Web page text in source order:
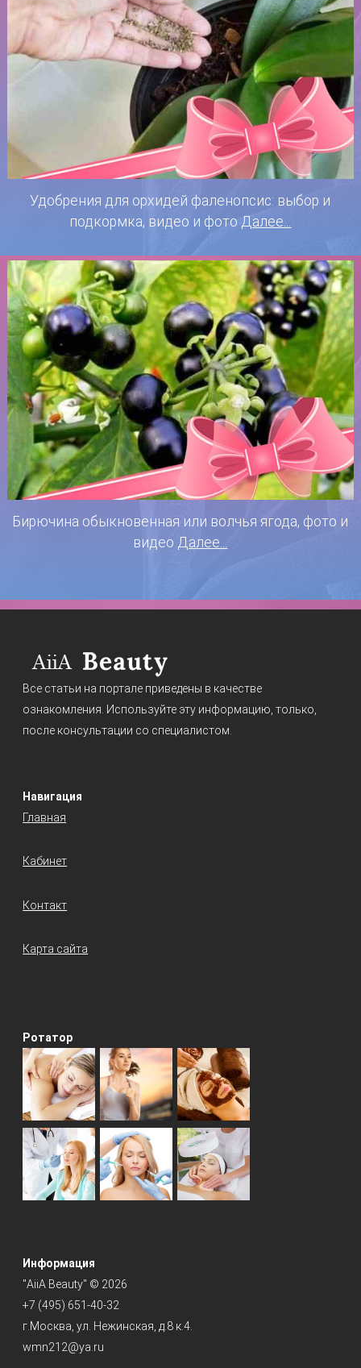
Удобрения для орхидей фаленопсис: выбор и
подкормка, видео и фото Далее...
Бирючина обыкновенная или волчья ягода, фото и
видео Далее...
Все статьи на портале приведены в качестве
ознакомления. Используйте эту информацию, только,
после консультации со специалистом.
Навигация
Главная
Кабинет
Контакт
Карта сайта
Ротатор
Информация
"AiiA Beauty" © 2026
+7 (495) 651-40-32
г.Москва, ул. Нежинская, д.8 к.4.
wmn212@ya.ru